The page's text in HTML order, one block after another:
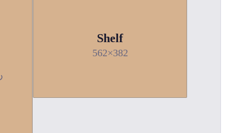
Shelf
562×382